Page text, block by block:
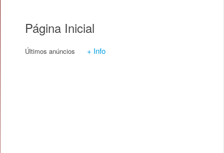
Página Inicial
Últimos anúncios + Info